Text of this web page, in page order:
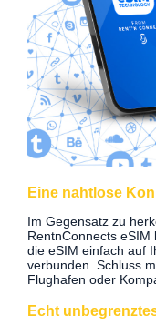
Eine nahtlose
Im Gegensatz zu
RentnConnects eSIM
die eSIM einfach auf
verbunden. Schluss
Flughafen oder
Echt